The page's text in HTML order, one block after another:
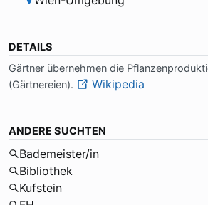
DETAILS
Gärt­ner über­neh­men die
(Gärt­ne­rei­en).
Wikipedia
ANDERE SUCHTEN
Bademeister/in
Bibliothek
Kufstein